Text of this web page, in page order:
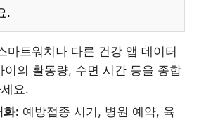
.
마트워치나 다른 건강 앱 데이터
이의 활동량, 수면 시간 등을 종합
요.
화: 예방접종 시기, 병원 예약, 육